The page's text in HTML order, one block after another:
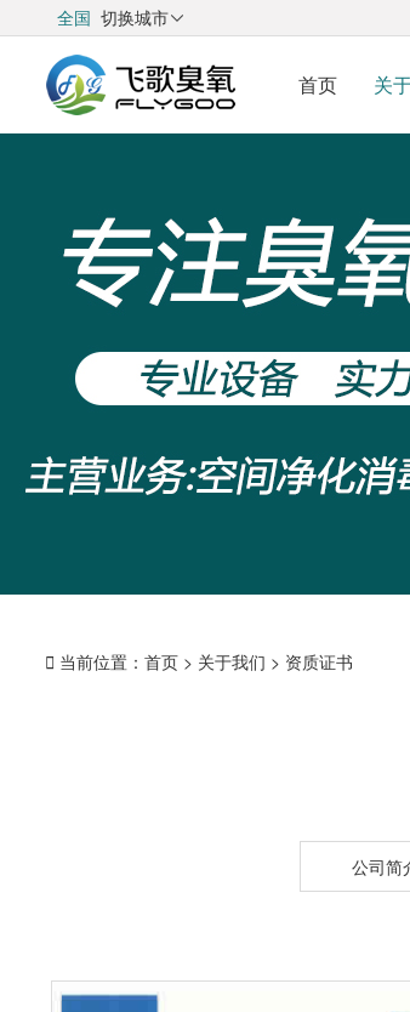
全国 切换城市
首页 关
 当前位置： 首页 > 关于我们 > 资质证书
公司简